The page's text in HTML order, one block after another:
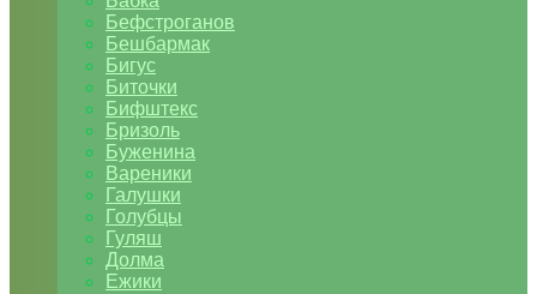
Бефстроганов
Бешбармак
Бигус
Биточки
Бифштекс
Бризоль
Буженина
Вареники
Галушки
Голубцы
Гуляш
Долма
Ежики